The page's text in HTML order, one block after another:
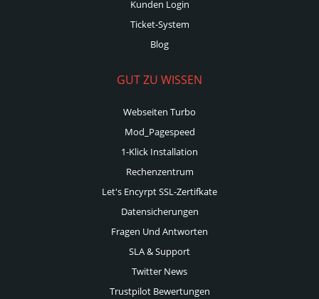
Kunden Login
Ticket-System
Blog
GUT ZU WISSEN
Webseiten Turbo
Mod_Pagespeed
1-Klick Installation
Rechenzentrum
Let's Encyrpt SSL-Zertifkate
Datensicherungen
Fragen Und Antworten
SLA & Support
Twitter News
Trustpilot Bewertungen